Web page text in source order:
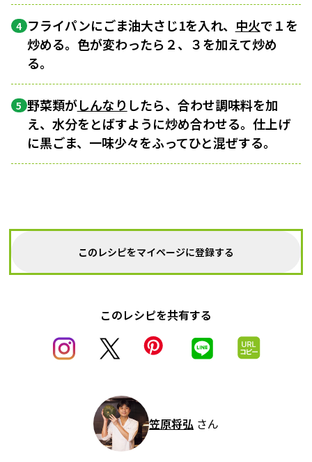
4 フライパンにごま油大さじ1を入れ、 中火で１を
炒める。色が変わったら２、３を加えて炒め
る。
5 野菜類がしんなり したら、合わせ調味料を加
え、水分をとばすように炒め合わせる。仕上げ
に黒ごま、一味少々をふってひと混ぜする。
このレシピをマイページに登録する
このレシピを共有する
笠原将弘 さん